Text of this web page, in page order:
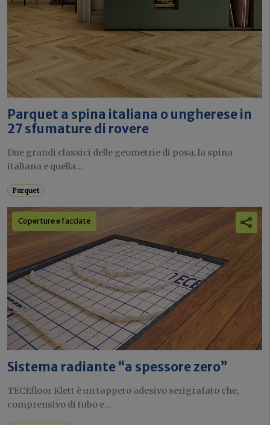
Parquet a spina italiana o ungherese in
27 sfumature di rovere
Due grandi classici delle geometrie di posa, la spina
italiana e quella...
Parquet
Coperture e facciate
Sistema radiante “a spessore zero”
TECEfloor Klett è un tappeto adesivo serigrafato che,
comprensivo di tubo e...